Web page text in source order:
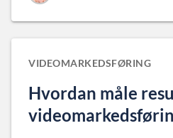
VIDEOMARKEDSFØRING
Hvordan måle